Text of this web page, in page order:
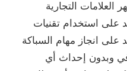
التجارية
على استخدام تقنيات
انجاز مهام السباكة
وبدون إحداث أي